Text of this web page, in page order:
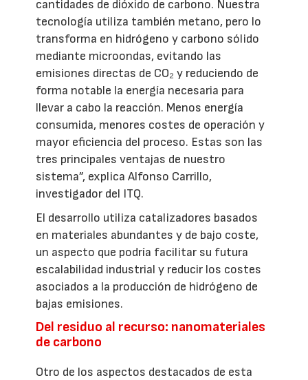
cantidades de dióxido de carbono. Nuestra
tecnología utiliza también metano, pero lo
transforma en hidrógeno y carbono sólido
mediante microondas, evitando las
emisiones directas de CO₂ y reduciendo de
forma notable la energía necesaria para
llevar a cabo la reacción. Menos energía
consumida, menores costes de operación y
mayor eficiencia del proceso. Estas son las
tres principales ventajas de nuestro
sistema”, explica Alfonso Carrillo,
investigador del ITQ.
El desarrollo utiliza catalizadores basados
en materiales abundantes y de bajo coste,
un aspecto que podría facilitar su futura
escalabilidad industrial y reducir los costes
asociados a la producción de hidrógeno de
bajas emisiones.
Del residuo al recurso: nanomateriales
de carbono
Otro de los aspectos destacados de esta